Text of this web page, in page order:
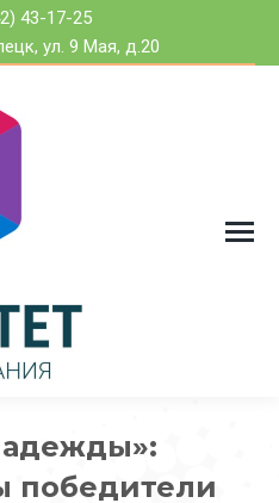
43-17-25
ул. 9 Мая, д.20
победители